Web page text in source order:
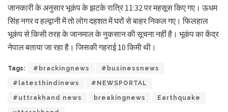
जानकारी के अनुसार भूकंप के झटके रात्रि 11:32 पर महसूस किए गए। ऊधम
सिंह नगर व हल्द्वानी में तो लोग दहशत में घरों से बाहर निकल गए। फिलहाल
भूकंप से किसी तरह के जानमाल के नुकसान की सूचना नहीं है। भूकंप का केंद्र
नेपाल बताया जा रहा है। जिसकी गहराई 10 किमी थी।
Tags: #brackingnews #businessnews
#latesthindinews #NEWSPORTAL
#uttrakhand news breakingnews Earthquake